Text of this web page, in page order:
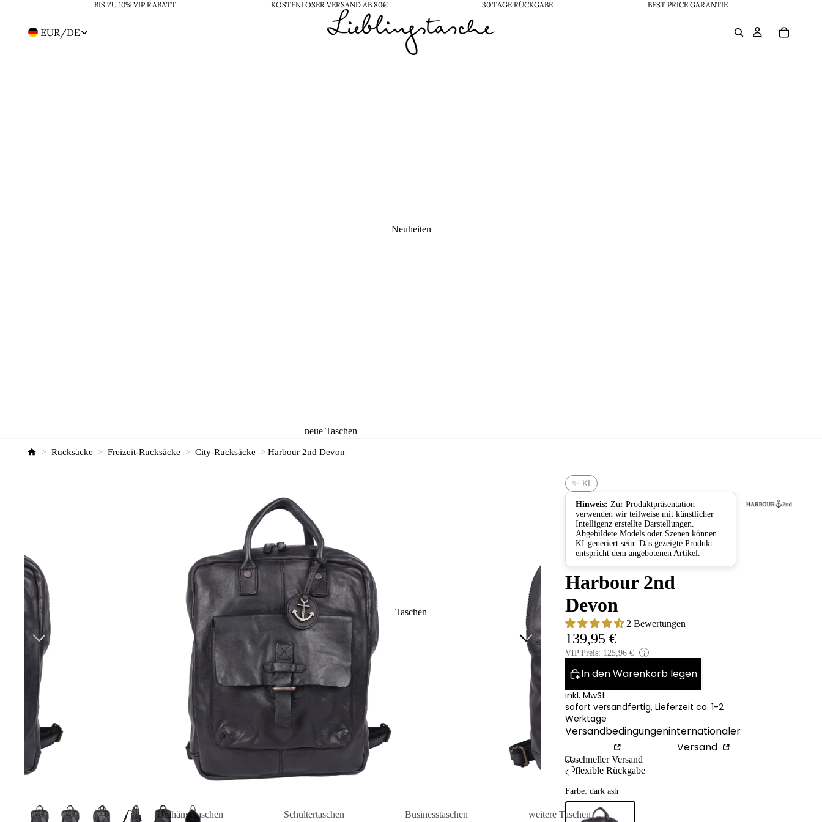
BIS ZU 10% VIP RABATT KOSTENLOSER VERSAND AB 80€ 30 TAGE RÜCKGABE BEST PRICE GARANTIE
EURRegion-
/DE
Neuheiten
neue Taschen
neue Rucksäcke
Taschen
Umhängetaschen
Schultertaschen
Businesstaschen
weitere Taschen
> Rucksäcke > Freizeit-Rucksäcke > City-Rucksäcke > Harbour 2nd Devon
✨ KI
Hinweis: Zur Produktpräsentation
verwenden wir teilweise mit künstlicher
Intelligenz erstellte Darstellungen.
Abgebildete Models oder Szenen können
KI-generiert sein. Das gezeigte Produkt
entspricht dem angebotenen Artikel.
Harbour 2nd
Devon
2 Bewertungen
139,95 €
VIP Preis: 125,96 € i
In den Warenkorb legen
inkl. MwSt
sofort versandfertig, Lieferzeit ca. 1-2
Werktage
Versandbedingungeninternationaler
Versand
schneller Versand
flexible Rückgabe
Farbe: dark ash